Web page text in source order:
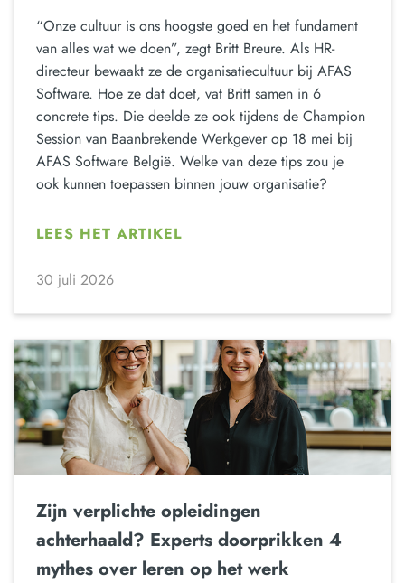
“Onze cultuur is ons hoogste goed en het fundament
van alles wat we doen”, zegt Britt Breure. Als HR-
directeur bewaakt ze de organisatiecultuur bij AFAS
Software. Hoe ze dat doet, vat Britt samen in 6
concrete tips. Die deelde ze ook tijdens de Champion
Session van Baanbrekende Werkgever op 18 mei bij
AFAS Software België. Welke van deze tips zou je
ook kunnen toepassen binnen jouw organisatie?
LEES HET ARTIKEL
30 juli 2026
Zijn verplichte opleidingen
achterhaald? Experts doorprikken 4
mythes over leren op het werk